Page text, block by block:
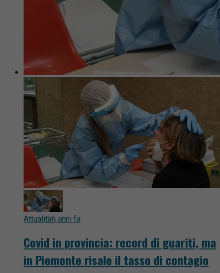
Attualità6 anni fa
Covid in provincia: record di guariti, ma
in Piemonte risale il tasso di contagio